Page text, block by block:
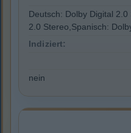
Deutsch: Dolby Digital
2.0 Stereo,Spanisch:
Indiziert:
nein